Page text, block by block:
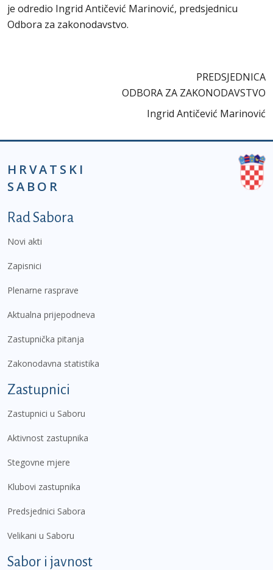
je odredio Ingrid Antičević Marinović, predsjednicu
Odbora za zakonodavstvo.
PREDSJEDNICA
ODBORA ZA ZAKONODAVSTVO
Ingrid Antičević Marinović
HRVATSKI
SABOR
Podnožje prvi izbornik
Rad Sabora
Novi akti
Zapisnici
Plenarne rasprave
Aktualna prijepodneva
Zastupnička pitanja
Zakonodavna statistika
Zastupnici
Zastupnici u Saboru
Aktivnost zastupnika
Stegovne mjere
Klubovi zastupnika
Predsjednici Sabora
Velikani u Saboru
Sabor i javnost